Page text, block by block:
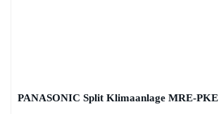
PANASONIC Split Klimaanlage MRE-PKE